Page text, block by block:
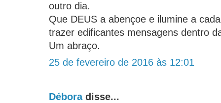
outro dia.
Que DEUS a abençoe e ilumine a
trazer edificantes mensagens dentro
Um abraço.
25 de fevereiro de 2016 às 12:01
Déboradisse...